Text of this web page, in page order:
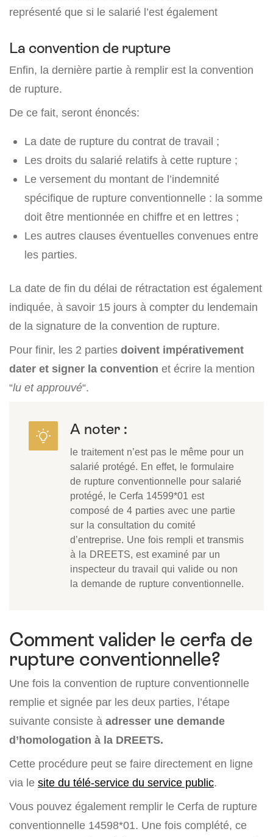
représenté que si le salarié l’est également
La convention de rupture
Enfin, la dernière partie à remplir est la convention
de rupture.
De ce fait, seront énoncés:
La date de rupture du contrat de travail ;
Les droits du salarié relatifs à cette rupture ;
Le versement du montant de l’indemnité
spécifique de rupture conventionnelle : la somme
doit être mentionnée en chiffre et en lettres ;
Les autres clauses éventuelles convenues entre
les parties.
La date de fin du délai de rétractation est également
indiquée, à savoir 15 jours à compter du lendemain
de la signature de la convention de rupture.
Pour finir, les 2 parties doivent impérativement
dater et signer la convention et écrire la mention
“lu et approuvé“.
A noter :
le traitement n’est pas le même pour un
salarié protégé. En effet, le formulaire
de rupture conventionnelle pour salarié
protégé, le Cerfa 14599*01 est
composé de 4 parties avec une partie
sur la consultation du comité
d’entreprise. Une fois rempli et transmis
à la DREETS, est examiné par un
inspecteur du travail qui valide ou non
la demande de rupture conventionnelle.
Comment valider le cerfa de
rupture conventionnelle?
Une fois la convention de rupture conventionnelle
remplie et signée par les deux parties, l’étape
suivante consiste à adresser une demande
d’homologation à la DREETS.
Cette procédure peut se faire directement en ligne
via le site du télé-service du service public.
Vous pouvez également remplir le Cerfa de rupture
conventionnelle 14598*01. Une fois complété, ce